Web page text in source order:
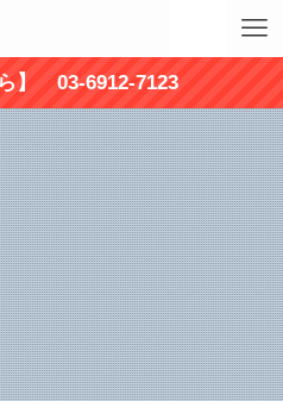
ら】 03-6912-7123